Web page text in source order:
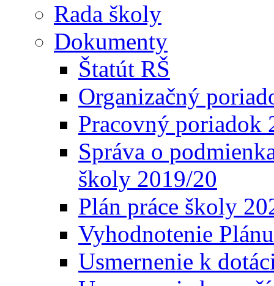
Rada školy
Dokumenty
Štatút RŠ
Organizačný
Pracovný poriadok
Správa o
školy 2019/20
Plán práce školy
Vyhodnotenie
Usmernenie k